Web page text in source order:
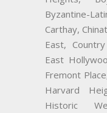
Byzantine-
Carthay,
East,
East
Fremont
Harvard
Historic